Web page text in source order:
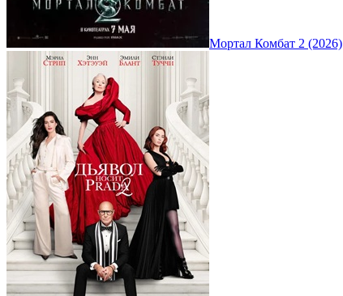
Мортал Комбат 2 (2026)